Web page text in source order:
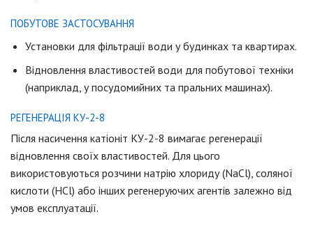
ПОБУТОВЕ ЗАСТОСУВАННЯ
Установки для фільтрації води у будинках та квартирах.
Відновлення властивостей води для побутової техніки
(наприклад, у посудомийних та пральних машинах).
РЕГЕНЕРАЦІЯ КУ-2-8
Після насичення катіоніт КУ-2-8 вимагає регенерації
відновлення своїх властивостей. Для цього
використовуються розчини натрію хлориду (NaCl), соляної
кислоти (HCl) або інших регенеруючих агентів залежно від
умов експлуатації.